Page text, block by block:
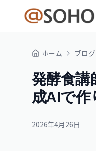
ホーム ブログ
発酵食講
成AIで作
2026年4月26日